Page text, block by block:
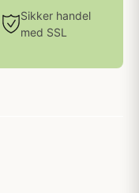
Sikker handel
med SSL